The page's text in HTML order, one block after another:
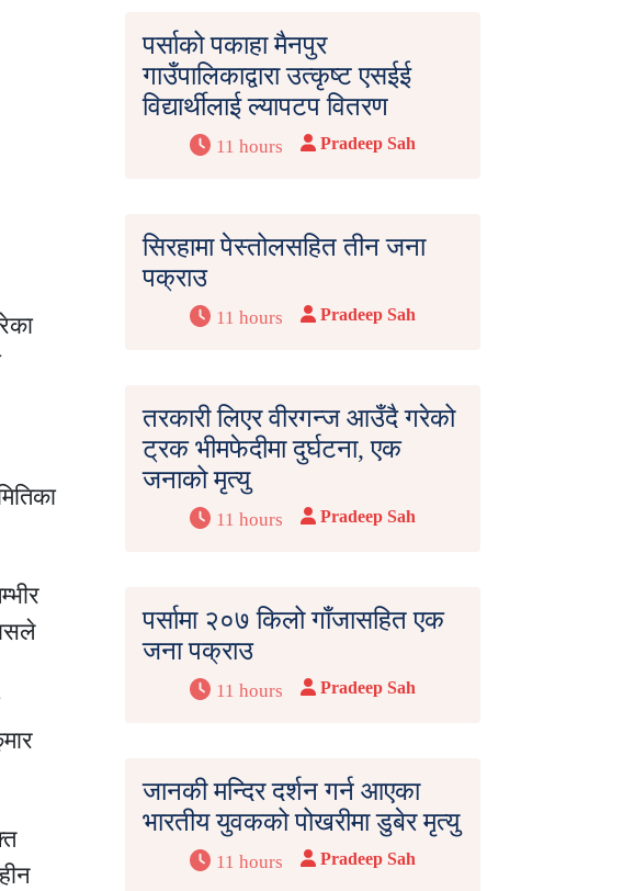
पर्साको पकाहा मैनपुर
गाउँपालिकाद्वारा उत्कृष्ट एसईई
विद्यार्थीलाई ल्यापटप वितरण
11 hours Pradeep Sah
सिरहामा पेस्तोलसहित तीन जना
पक्राउ
11 hours Pradeep Sah
तरकारी लिएर वीरगन्ज आउँदै गरेको
ट्रक भीमफेदीमा दुर्घटना, एक
जनाको मृत्यु
11 hours Pradeep Sah
पर्सामा २०७ किलो गाँजासहित एक
जना पक्राउ
11 hours Pradeep Sah
जानकी मन्दिर दर्शन गर्न आएका
भारतीय युवकको पोखरीमा डुबेर मृत्यु
11 hours Pradeep Sah